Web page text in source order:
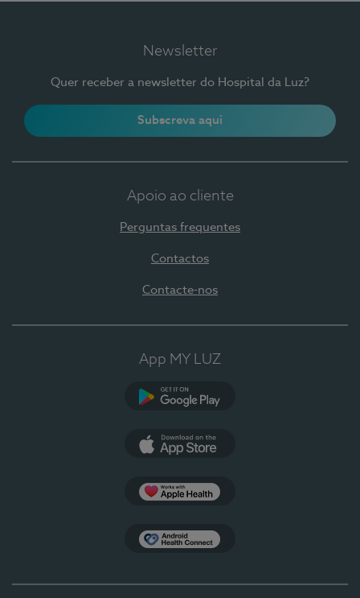
Newsletter
Quer receber a newsletter do Hospital da Luz?
Subscreva aqui
Apoio ao cliente
Perguntas frequentes
Contactos
Contacte-nos
App MY LUZ